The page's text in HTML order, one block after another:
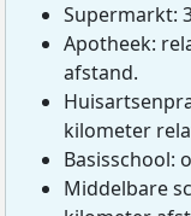
Supermarkt:
Apotheek:
afstand.
kilometer
Basisschool:
Middelbare